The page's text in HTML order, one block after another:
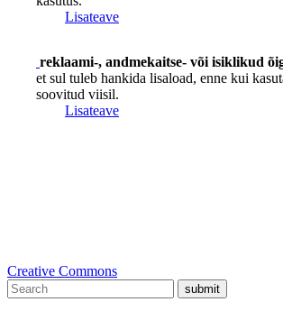
Lisateave
reklaami-, andmekaitse- või isiklikud
et sul tuleb hankida lisaload, enne kui
soovitud viisil.
Lisateave
Creative Commons
submit